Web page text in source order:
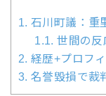
1. 石川町議：重
1.1. 世間の反
2. 経歴+プロフ
3. 名誉毀損で裁